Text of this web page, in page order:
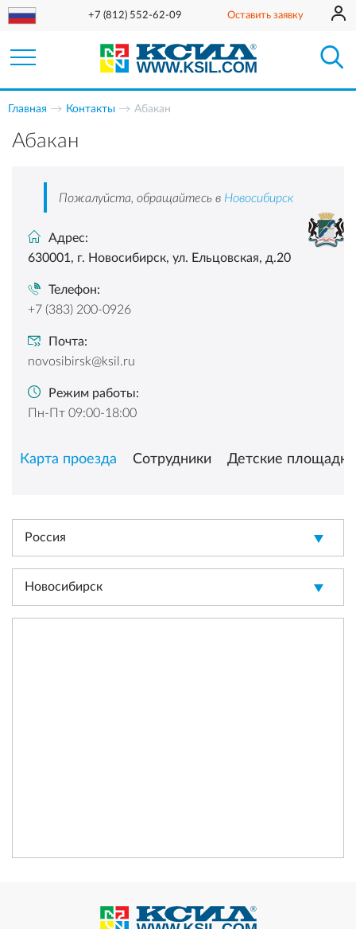
+7 (812) 552-62-09 Оставить заявку
Главная Контакты Абакан
Абакан
Пожалуйста, обращайтесь в Новосибирск
Адрес:
630001, г. Новосибирск, ул. Ельцовская, д.20
Телефон:
+7 (383) 200-0926
Почта:
novosibirsk@ksil.ru
Режим работы:
Пн-Пт 09:00-18:00
Карта проезда Сотрудники Детские площадки
Россия
Новосибирск